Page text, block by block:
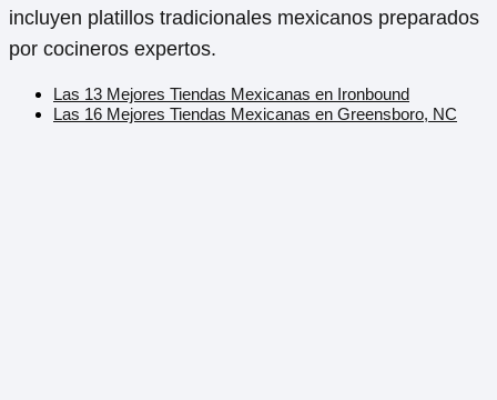
incluyen platillos tradicionales mexicanos preparados
por cocineros expertos.
Las 13 Mejores Tiendas Mexicanas en Ironbound
Las 16 Mejores Tiendas Mexicanas en Greensboro, NC